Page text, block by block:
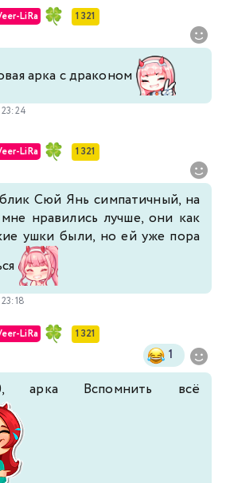
LiRa 1 321
арка с драконом
LiRa 1 321
Сюй Янь симпатичный, на
нравились лучше, они как
ушки были, но ей уже пора
LiRa 1 321
1
арка Вспомнить всё